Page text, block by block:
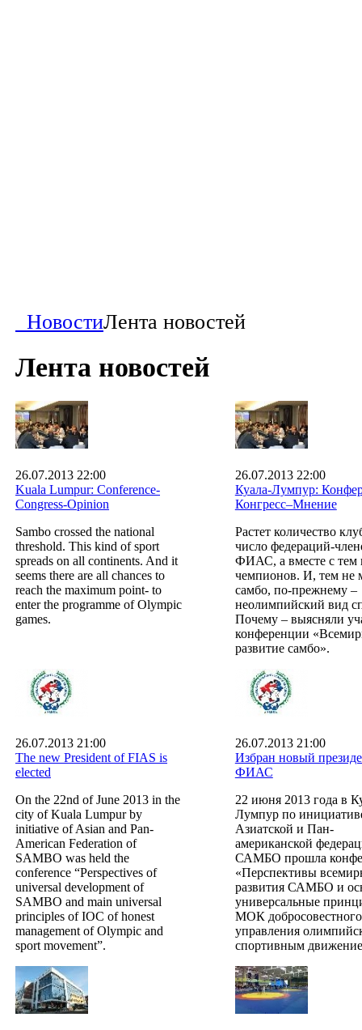
НовостиЛента новостей
Лента новостей
26.07.2013 22:00
Kuala Lumpur: Conference-
Congress-Opinion
Sambo crossed the national
threshold. This kind of sport
spreads on all continents. And it
seems there are all chances to
reach the maximum point- to
enter the programme of Olympic
games.
26.07.2013 22:00
Куала-Лумпур:
Конгресс–Мнение
Растет количество
число федераций-
ФИАС, а вместе с тем
чемпионов. И, тем не
самбо, по-прежнему –
неолимпийский вид
Почему – выясняли
конференции
развитие самбо».
26.07.2013 21:00
The new President of FIAS is
elected
On the 22nd of June 2013 in the
city of Kuala Lumpur by
initiative of Asian and Pan-
American Federation of
SAMBO was held the
conference “Perspectives of
universal development of
SAMBO and main universal
principles of IOC of honest
management of Olympic and
sport movement”.
26.07.2013 21:00
Избран новый
ФИАС
22 июня 2013 года в
Лумпур по
Азиатской и Пан-
американской
САМБО прошла
«Перспективы
развития САМБО и
универсальные
МОК добросовестного
управления
спортивным